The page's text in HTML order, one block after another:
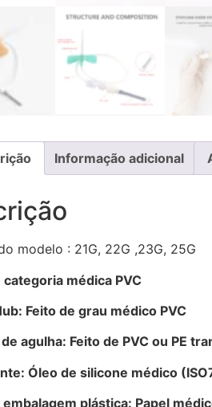
Informação adicional
modelo : 21G, 22G ,23G, 25G
médica PVC
Feito de grau médico PVC
agulha: Feito de PVC ou PE
Óleo de silicone médico
embalagem plástica: Papel